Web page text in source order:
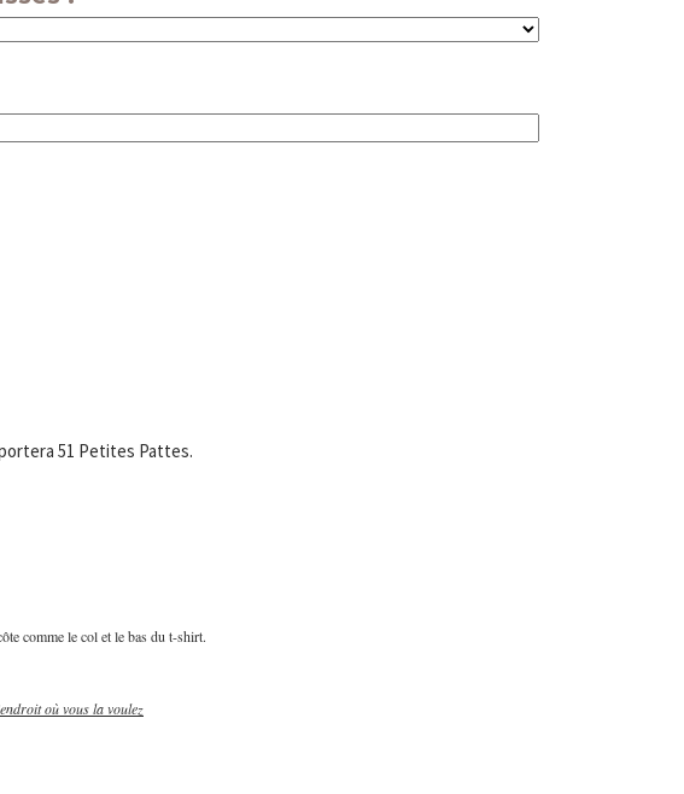
51 Petites Pattes.
comme le col et le bas du t-shirt.
où vous la voulez